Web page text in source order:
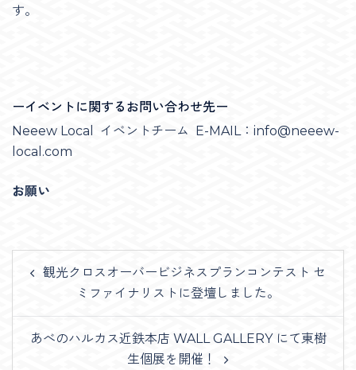
す。
ーイベントに関するお問い合わせ先ー
Neeew Local イベントチーム E-MAIL：info@neeew-
local.com
お願い
Post
navigation
観光クロスオーバービジネスプランコンテスト セ
ミファイナリストに登壇しました。
あべのハルカス近鉄本店 WALL GALLERY にて東樹
生個展を開催！